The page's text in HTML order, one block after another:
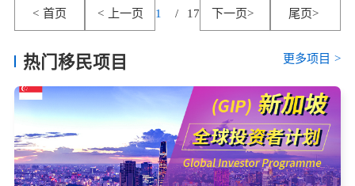
< 首页 < 上一页 1 / 17 下一页> 尾页>
热门移民项目 更多项目 >